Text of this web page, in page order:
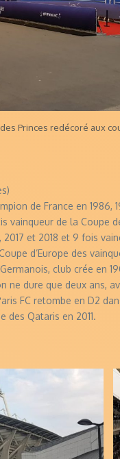
des Princes redécoré aux
de France en 1986,
vainqueur de la Coupe
2017 et 2018 et 9 fois
d’Europe des
club crée en
ne dure que deux ans,
FC retombe en D2
des Qataris en 2011.